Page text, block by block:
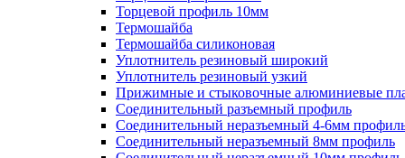
Торцевой профиль 10мм
Термошайба
Термошайба силиконовая
Уплотнитель резиновый широкий
Уплотнитель резиновый узкий
Прижимные и стыковочные алюминиевые
Соединительный разъемный профиль
Соединительный неразъемный 4-6мм
Соединительный неразъемный 8мм профиль